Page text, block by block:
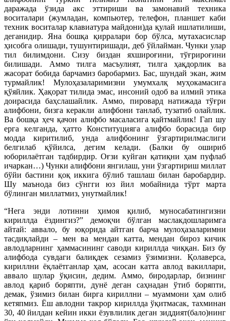
даражада ўзида акс эттириши ва замонавий техника
воситалари (жумладан, компьютер, телефон, планшет каби
техник воситалар клавиатура майдони)да қулай ишлатилиши,
деганидир. Яна бошқа қирралари бор бўлса, мутахасислар
ҳисобга олишади, тушунтиришади, деб ўйлайман. Чунки улар
тил билимдони. Сизу биздан яхшироғини, тўғрироғини
билишади. Аммо тилга масъулият, тилга ҳақдорлик ва
жасорат бобида барчамиз баробармиз. Бас, шундай экан, жим
турмайлик! Мулоҳазаларимизни умумхалқ муҳокамасига
қўяйлик. Ҳақорат тилида эмас, инсоний одоб ва илмий этика
доирасида баҳслашайлик. Аммо, пировард натижада тўғри
алифбони, бизга керакли алифбони танлаб, тузатиб олайлик.
Ва бошқа ҳеч қачон алифбо масаласига қайтмайлик! Гап шу
ерга келганда, ҳатто Конституцияга алифбо борасида бир
модда киритилиб, унда алифбонинг ўзгартирилмаслиги
белгилаб қўйилса, дегим келади. (Балки бу ошириб
юборилаётган тадбирдир. Оғзи куйган қатиқни ҳам пуфлаб
ичаркан…) Чунки алифбони янгилаш, уни ўзгартириш миллат
бўйи бастини қоқ иккига бўлиб ташлаш билан баробардир.
Шу маънода биз сўнгги юз йил мобайнида тўрт марта
бўлинган миллатмиз, унутмайлик!
“Нега энди лотинни ҳимоя қилиб, муносабатингизни
кириллда ёздингиз?” демоқчи бўлган маслакдошларимга
айтай: аввало, бу юқорида айтган барча мулоҳазаларимни
тасдиқлайди – мен ва мендан катта, мендан бироз кичик
авлодларнинг ҳаммасининг саводи кириллда чиққан. Биз бу
алифбода сувдаги балиқдек сезамиз ўзимизни. Қолаверса,
кириллни ёқлаётганлар ҳам, асосан катта авлод вакиллари,
аввало шулар ўқисин, дедим. Аммо, биродарлар, бизнинг
авлод қариб боряпти, дунё деган саҳнадан ўтиб боряпти,
демак, ўзимиз билан бирга кириллни – муаммони ҳам олиб
кетяпмиз. Ёш авлодни такрор кириллда ўқитмасак, тахминан
30, 40 йилдан кейин икки ёзувлилик деган зиддият(бало)нинг